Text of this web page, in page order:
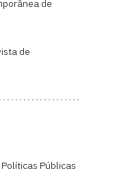
de
de
Públicas